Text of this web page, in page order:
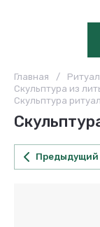
Главная /
Скульптура из
Скульптура
Предыдущий